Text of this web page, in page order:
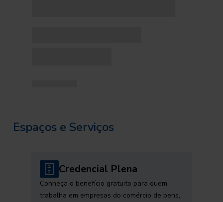
Espaços e Serviços
Credencial Plena
Conheça o benefício gratuito para quem
trabalha em empresas do comércio de bens,